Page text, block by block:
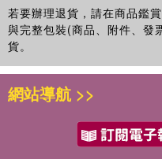
若要辦理退貨，請在商品鑑
與完整包裝(商品、附件、發
貨。
網站導航 >>